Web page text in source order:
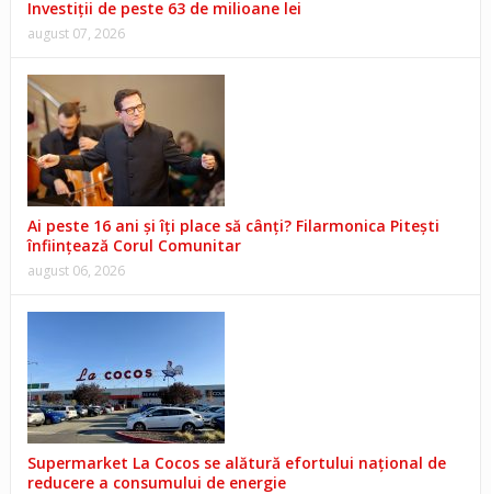
Investiții de peste 63 de milioane lei
august 07, 2026
Ai peste 16 ani și îți place să cânți? Filarmonica Pitești
înființează Corul Comunitar
august 06, 2026
Supermarket La Cocos se alătură efortului național de
reducere a consumului de energie